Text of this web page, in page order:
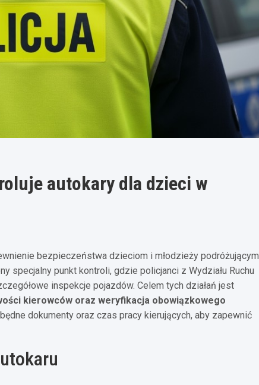
autokary dla dzieci w
bezpieczeństwa dzieciom i młodzieży podróżującym
specjalny punkt kontroli, gdzie policjanci z Wydziału Ruchu
inspekcje pojazdów. Celem tych działań jest
kierowców oraz weryfikacja obowiązkowego
dokumenty oraz czas pracy kierujących, aby zapewnić